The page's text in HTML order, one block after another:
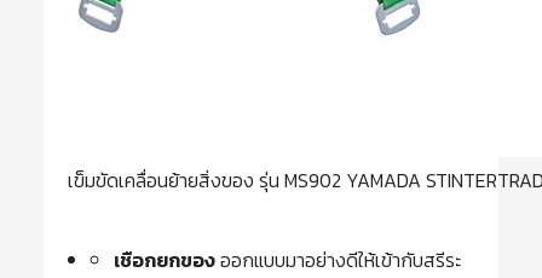
เข็มขัดเคลื่อนย้ายสิ่งของ รุ่น MS902 YAMADA
เชือกยกของออกแบบมาอย่างดีให้เข้ากับสรีระ